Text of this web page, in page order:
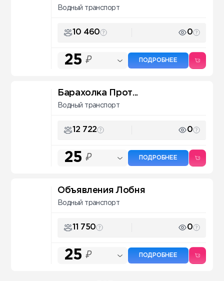
Водный транспорт
10 460 0
25 ₽ ПОДРОБНЕЕ
Барахолка Прот...
Водный транспорт
12 722 0
25 ₽ ПОДРОБНЕЕ
Объявления Лобня
Водный транспорт
11 750 0
25 ₽ ПОДРОБНЕЕ